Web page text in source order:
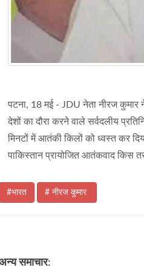
पटना, 18 मई - JDU नेता नीरज
देशों का दौरा करने वाले सर्वदलीय
मिनटों में आतंकी किलों को ध्वस्त कर
पाकिस्तान प्रायोजित आतंकवाद किस
#भारत # नीरज कुमार
समाचार: